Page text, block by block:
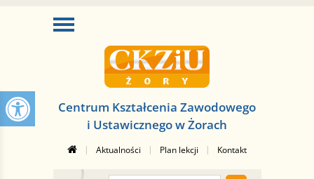
Centrum Kształcenia Zawodowego
i Ustawicznego w Żorach
| Aktualności | Plan lekcji | Kontakt